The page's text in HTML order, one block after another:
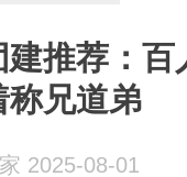
建推荐：
称兄道弟
2025-08-01